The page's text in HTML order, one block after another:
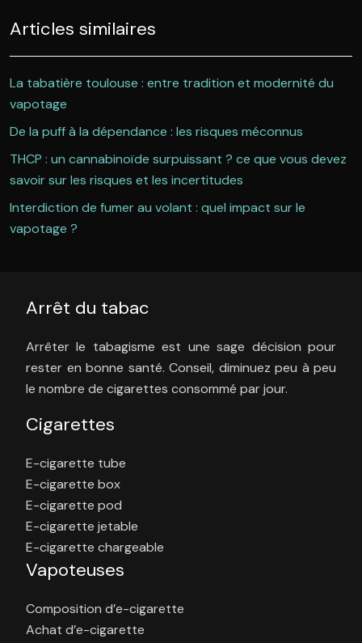
Articles similaires
La tabatière toulouse : entre tradition et modernité du
vapotage
De la puff à la dépendance : les risques méconnus
THCP : un cannabinoïde surpuissant ? ce que vous devez
savoir sur les risques et les incertitudes
Interdiction de fumer au volant : quel impact sur le
vapotage ?
Arrêt du tabac
Arrêter le tabagisme est une sage décision pour
rester en bonne santé. Conseil, diminuez peu à peu
le nombre de cigarettes consommé par jour.
Cigarettes
E-cigarette tube
E-cigarette box
E-cigarette pod
E-cigarette jetable
E-cigarette chargeable
Vapoteuses
Composition d’e-cigarette
Achat d’e-cigarette